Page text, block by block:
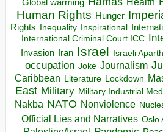
Global warming
Human Rights Hunger
Rights
Inequality Inspirational
International Criminal Court ICC
Invasion Iran Israel Israeli
occupation Joke Journalism
Caribbean
Literature Lockdown
East Military Military Industrial
Nakba NATO Nonviolence
Official Lies and Narratives Oslo